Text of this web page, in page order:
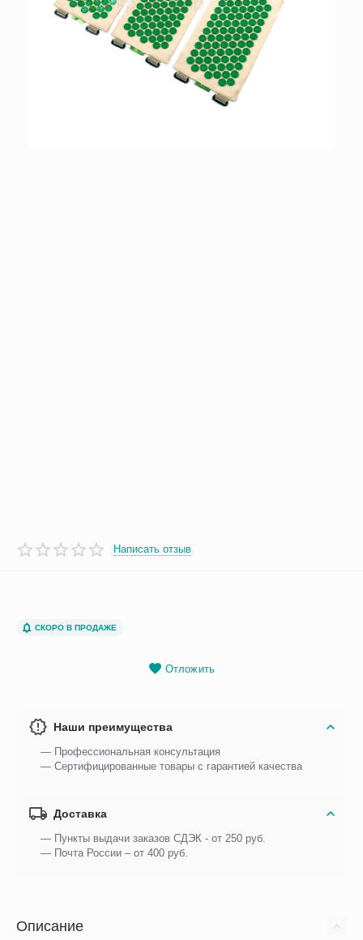
Написать отзыв
СКОРО В ПРОДАЖЕ
Отложить
Наши преимущества
— Профессиональная консультация
— Сертифицированные товары с гарантией качества
Доставка
— Пункты выдачи заказов СДЭК - от 250 руб.
— Почта России – от 400 руб.
Описание